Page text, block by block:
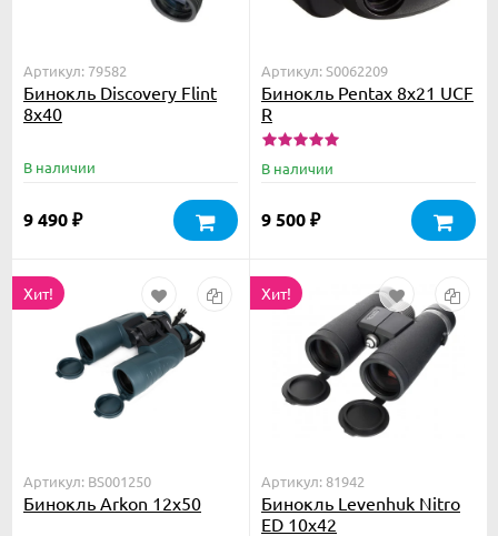
Артикул: 79582
Бинокль Discovery Flint
8x40
В наличии
9 490 ₽
Артикул: S0062209
Бинокль Pentax 8x21 UCF
R
В наличии
9 500 ₽
Хит!
Артикул: BS001250
Бинокль Arkon 12х50
Хит!
Артикул: 81942
Бинокль Levenhuk Nitro
ED 10x42